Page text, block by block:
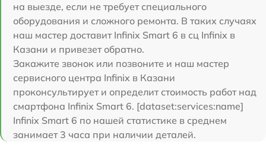
на выезде, если не требует специального
оборудования и сложного ремонта. В таких случаях
наш мастер доставит Infinix Smart 6 в сц Infinix в
Казани и привезет обратно.
Закажите звонок или позвоните и наш мастер
сервисного центра Infinix в Казани
проконсультирует и определит стоимость работ над
смартфона Infinix Smart 6. [dataset:services:name]
Infinix Smart 6 по нашей статистике в среднем
занимает 3 часа при наличии деталей.